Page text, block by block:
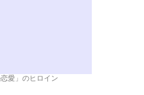
愛」のヒロイン